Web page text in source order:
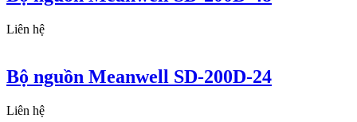
Liên hệ
Bộ nguồn Meanwell SD-200D-24
Liên hệ